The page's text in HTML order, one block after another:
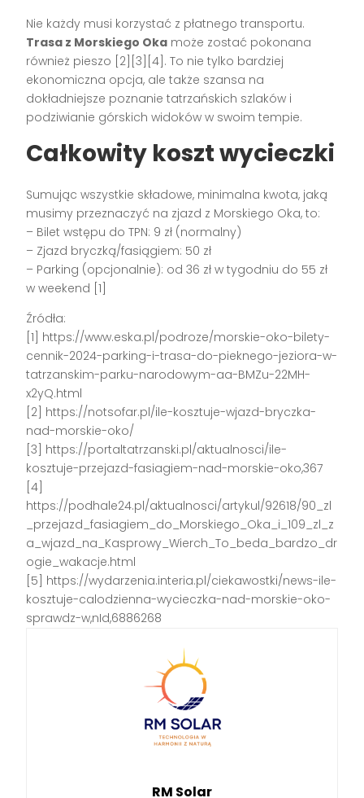
Nie każdy musi korzystać z płatnego transportu.
Trasa z Morskiego Oka może zostać pokonana
również pieszo [2][3][4]. To nie tylko bardziej
ekonomiczna opcja, ale także szansa na
dokładniejsze poznanie tatrzańskich szlaków i
podziwianie górskich widoków w swoim tempie.
Całkowity koszt wycieczki
Sumując wszystkie składowe, minimalna kwota, jaką
musimy przeznaczyć na zjazd z Morskiego Oka, to:
– Bilet wstępu do TPN: 9 zł (normalny)
– Zjazd bryczką/fasiągiem: 50 zł
– Parking (opcjonalnie): od 36 zł w tygodniu do 55 zł
w weekend [1]
Źródła:
[1] https://www.eska.pl/podroze/morskie-oko-bilety-
cennik-2024-parking-i-trasa-do-pieknego-jeziora-w-
tatrzanskim-parku-narodowym-aa-BMZu-22MH-
x2yQ.html
[2] https://notsofar.pl/ile-kosztuje-wjazd-bryczka-
nad-morskie-oko/
[3] https://portaltatrzanski.pl/aktualnosci/ile-
kosztuje-przejazd-fasiagiem-nad-morskie-oko,367
[4]
https://podhale24.pl/aktualnosci/artykul/92618/90_zl
_przejazd_fasiagiem_do_Morskiego_Oka_i_109_zl_z
a_wjazd_na_Kasprowy_Wierch_To_beda_bardzo_dr
ogie_wakacje.html
[5] https://wydarzenia.interia.pl/ciekawostki/news-ile-
kosztuje-calodzienna-wycieczka-nad-morskie-oko-
sprawdz-w,nId,6886268
RM Solar